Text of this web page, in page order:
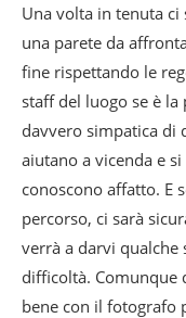
Una volta in tenuta
una parete da
fine rispettando le
staff del luogo se è la
davvero simpatica di
aiutano a vicenda e
conoscono affatto. E
percorso, ci sarà
verrà a darvi qualche
difficoltà. Comunque
bene con il fotografo